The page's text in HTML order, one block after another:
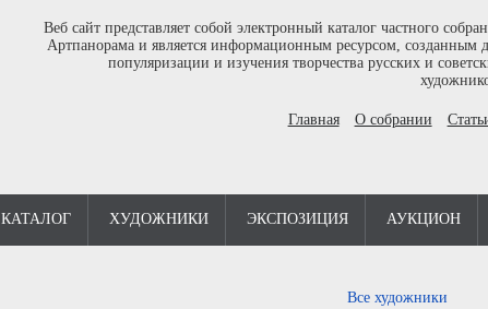
Веб сайт представляет собой электронный каталог частного
Артпанорама и является информационным ресурсом, созданным
популяризации и изучения творчества русских и
Главная О собрании
КАТАЛОГ ХУДОЖНИКИ ЭКСПОЗИЦИЯ АУКЦИОН
Все художники